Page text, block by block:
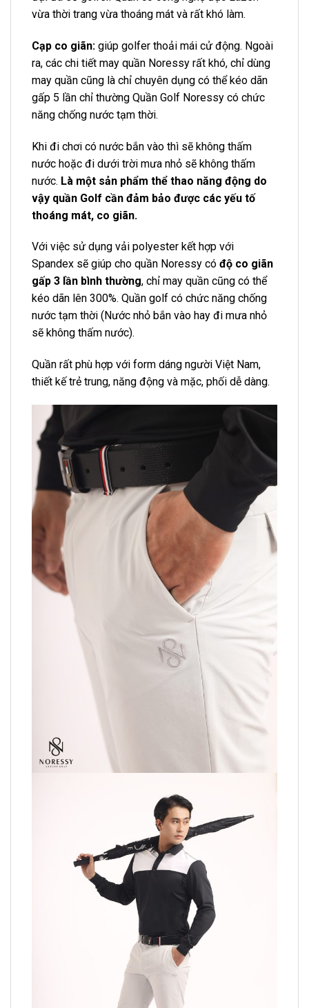
vừa thời trang vừa thoáng mát và rất khó làm.
Cạp co giãn: giúp golfer thoải mái cử động. Ngoài
ra, các chi tiết may quần Noressy rất khó, chỉ dùng
may quần cũng là chỉ chuyên dụng có thể kéo dãn
gấp 5 lần chỉ thường Quần Golf Noressy có chức
năng chống nước tạm thời.
Khi đi chơi có nước bắn vào thì sẽ không thấm
nước hoặc đi dưới trời mưa nhỏ sẽ không thấm
nước. Là một sản phẩm thể thao năng động do
vậy quần Golf cần đảm bảo được các yếu tố
thoáng mát, co giãn.
Với việc sử dụng vải polyester kết hợp với
Spandex sẽ giúp cho quần Noressy có độ co giãn
gấp 3 lần bình thường, chỉ may quần cũng có thể
kéo dãn lên 300%. Quần golf có chức năng chống
nước tạm thời (Nước nhỏ bắn vào hay đi mưa nhỏ
sẽ không thấm nước).
Quần rất phù hợp với form dáng người Việt Nam,
thiết kế trẻ trung, năng động và mặc, phối dễ dàng.